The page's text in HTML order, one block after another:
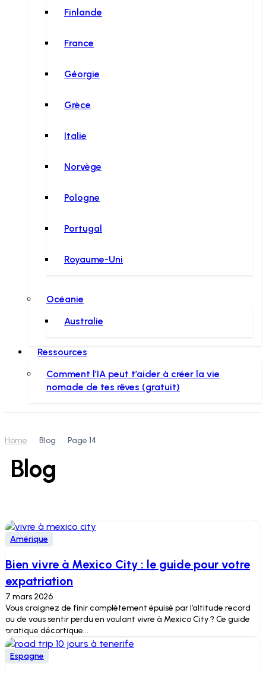
Finlande
France
Géorgie
Grèce
Italie
Norvège
Pologne
Portugal
Royaume-Uni
Océanie
Australie
Ressources
Comment l’IA peut t’aider à créer la vie
nomade de tes rêves (gratuit)
Home Blog Page 14
Blog
Amérique
Bien vivre à Mexico City : le guide pour votre
expatriation
7 mars 2026
Vous craignez de finir complètement épuisé par l’altitude record
ou de vous sentir perdu en voulant vivre à Mexico City ? Ce guide
pratique décortique...
Espagne